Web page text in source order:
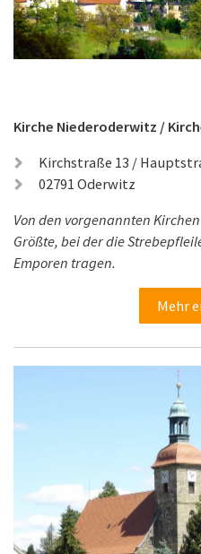
Kirche Niederoderwitz /
Kirchstraße 13 /
02791 Oderwitz
Von den vorgenannten
Größte, bei der die
Emporen tragen.
Mehr